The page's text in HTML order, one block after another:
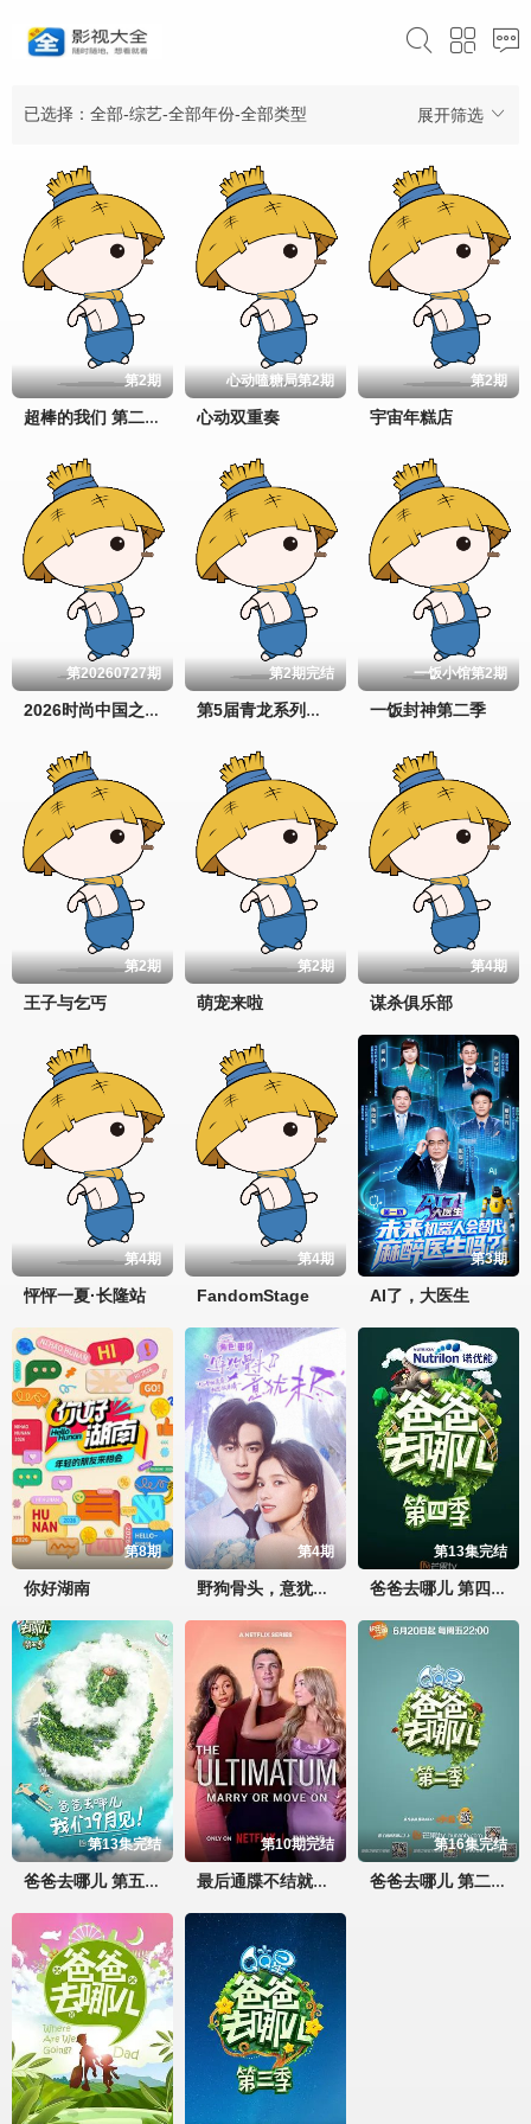
展开筛选
已选择：全部-综艺-全部年份-全部类型
第2期
超棒的我们 第二季
心动嗑糖局第2期
心动双重奏
第2期
宇宙年糕店
第20260727期
2026时尚中国之夜
第2期完结
第5届青龙系列颁奖典礼
一饭小馆第2期
一饭封神第二季
第2期
王子与乞丐
第2期
萌宠来啦
第4期
谋杀俱乐部
第4期
怦怦一夏·长隆站
第4期
FandomStage
第3期
AI了，大医生
第8期
你好湖南
第4期
野狗骨头，意犹未尽
第13集完结
爸爸去哪儿 第四季
第13集完结
爸爸去哪儿 第五季
第10期完结
最后通牒不结就分 第四季
第16集完结
爸爸去哪儿 第二季